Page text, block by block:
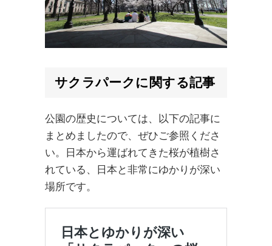
サクラパークに関する記事
公園の歴史については、以下の記事に
まとめましたので、ぜひご参照くださ
い。日本から運ばれてきた桜が植樹さ
れている、日本と非常にゆかりが深い
場所です。